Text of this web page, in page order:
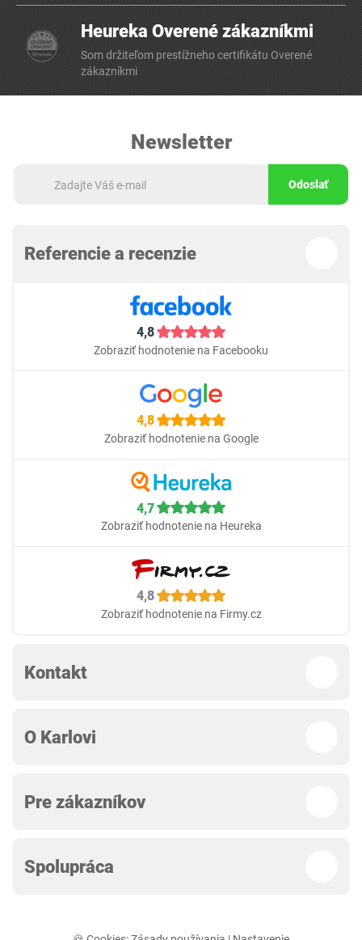
Heureka Overené zákazníkmi
Som držiteľom prestížneho certifikátu Overené
zákazníkmi
Newsletter
Odoslať
Referencie a recenzie
4,8
Zobraziť hodnotenie na Facebooku
4,8
Zobraziť hodnotenie na Google
4,7
Zobraziť hodnotenie na Heureka
4,8
Zobraziť hodnotenie na Firmy.cz
Kontakt
O Karlovi
Pre zákazníkov
Spolupráca